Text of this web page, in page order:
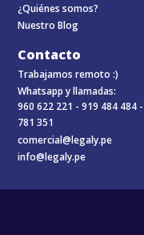
¿Quiénes somos?
Nuestro Blog
Contacto
Trabajamos remoto :)
Whatsapp y llamadas:
960 622 221 - 919 484 484 -
781 351
comercial@legaly.pe
info@legaly.pe